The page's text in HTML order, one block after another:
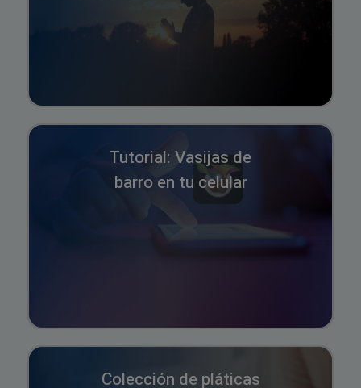
Tutorial: Vasijas de
barro en tu celular
Colección de pláticas